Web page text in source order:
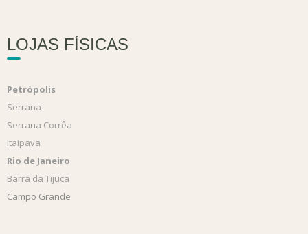
LOJAS FÍSICAS
Petrópolis
Serrana
Serrana Corrêa
Itaipava
Rio de Janeiro
Barra da Tijuca
Campo Grande